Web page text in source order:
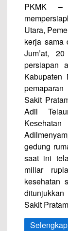
PKMK –
Utara,
kerja sama
Jum’at,
persiapan
pemaparan
Sakit
Adil
gedung
saat ini
miliar
kesehatan
Sakit